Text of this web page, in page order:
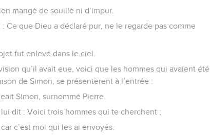
mangé de souillé ni d’impur.
Ce que Dieu a déclaré pur, ne le regarde pas comme
fut enlevé dans le ciel.
qu’il avait eue, voici que les hommes qui avaient été
de Simon, se présentèrent à l’entrée :
Simon, surnommé Pierre.
dit : Voici trois hommes qui te cherchent ;
c’est moi qui les ai envoyés.